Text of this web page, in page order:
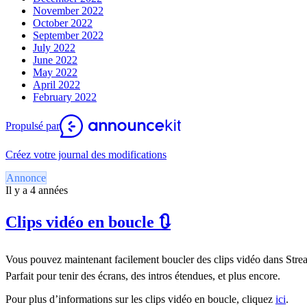
November 2022
October 2022
September 2022
July 2022
June 2022
May 2022
April 2022
February 2022
Propulsé par
Créez votre journal des modifications
Annonce
Il y a 4 années
Clips vidéo en boucle 🔃
Vous pouvez maintenant facilement boucler des clips vidéo dans
Parfait pour tenir des écrans, des intros étendues, et plus encore.
Pour plus d’informations sur les clips vidéo en boucle, cliquez ici.